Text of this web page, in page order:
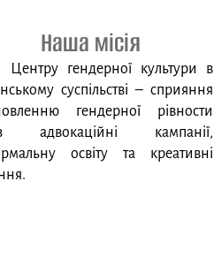
Наша місія
Центру гендерної культури в
суспільстві – сприяння
гендерної рівности
адвокаційні кампанії,
освіту та креативні